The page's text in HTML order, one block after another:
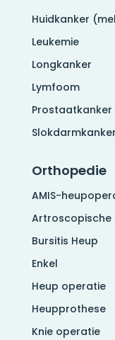
Huidkanker
Leukemie
Longkanker
Lymfoom
Prostaatkanker
Slokdarmkanker
Orthopedie
AMIS-
Artroscopische
Bursitis Heup
Enkel
Heup operatie
Heupprothese
Knie operatie